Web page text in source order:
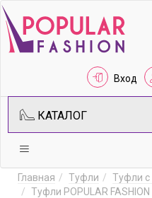
Вход
КАТАЛОГ
Главная Туфли
Туфли
Туфли POPULAR FASHION